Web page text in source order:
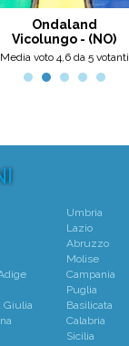
Ondaland
Vicolungo - (NO)
Media voto 4,6 da 5 votanti
Giulia
Umbria
Lazio
Abruzzo
Molise
Campania
Puglia
Basilicata
Calabria
Sicilia